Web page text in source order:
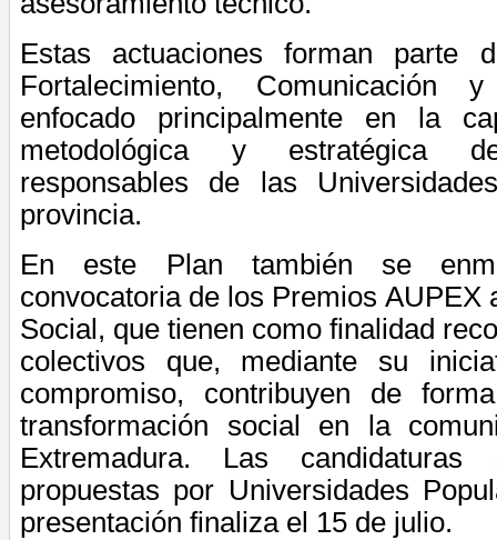
Estas actuaciones forman parte
Fortalecimiento, Comunicación
enfocado principalmente en la
metodológica y estratégica
responsables de las
provincia.
En este Plan también se
convocatoria de los Premios AUPEX
Social, que tienen como finalidad
colectivos que, mediante su
compromiso, contribuyen de
transformación social en la
Extremadura. Las
propuestas por Universidades
presentación finaliza el 15 de julio.